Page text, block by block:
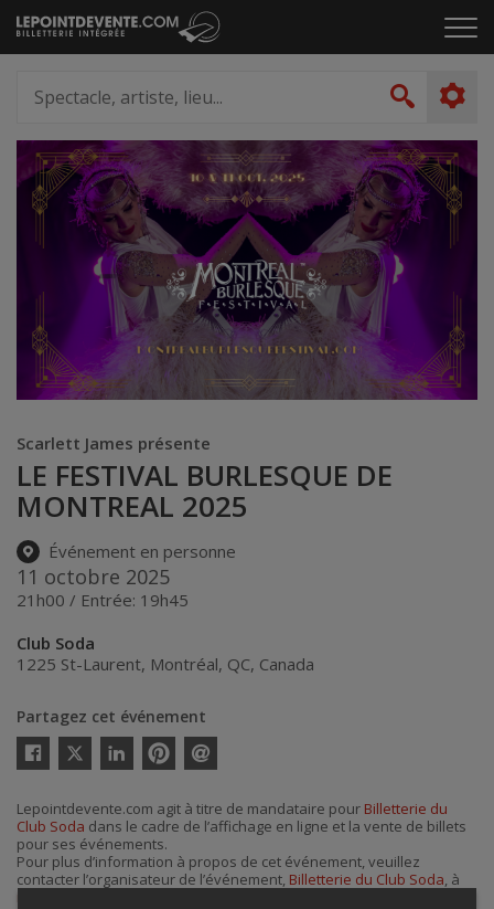
Passer
au
le
artiste,
lieu...
Scarlett James présente
LE FESTIVAL BURLESQUE DE
MONTREAL 2025
Événement en personne
11 octobre 2025
21h00 / Entrée: 19h45
Club Soda
1225 St-Laurent, Montréal, QC, Canada
Partagez cet événement
Twitter
courriel
Lepointdevente.com agit à titre de mandataire pour Billetterie du
Club Soda dans le cadre de l’affichage en ligne et la vente de billets
pour ses événements.
Pour plus d’information à propos de cet événement, veuillez
contacter l’organisateur de l’événement, Billetterie du Club Soda, à
info@clubsoda.ca